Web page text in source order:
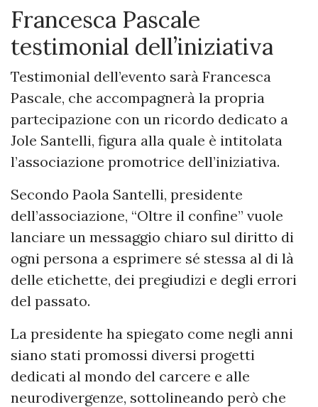
Francesca Pascale
testimonial dell’iniziativa
Testimonial dell’evento sarà Francesca
Pascale, che accompagnerà la propria
partecipazione con un ricordo dedicato a
Jole Santelli, figura alla quale è intitolata
l’associazione promotrice dell’iniziativa.
Secondo Paola Santelli, presidente
dell’associazione, “Oltre il confine” vuole
lanciare un messaggio chiaro sul diritto di
ogni persona a esprimere sé stessa al di là
delle etichette, dei pregiudizi e degli errori
del passato.
La presidente ha spiegato come negli anni
siano stati promossi diversi progetti
dedicati al mondo del carcere e alle
neurodivergenze, sottolineando però che